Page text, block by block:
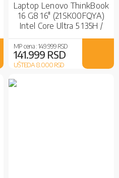
Laptop Lenovo ThinkBook
16 G8 16" (21SK00FQYA)
Intel Core Ultra 5 135H /
32GB / 512GB SSD / Intel
Arc Graphics / Gray
MP cena :149.999 RSD
141.999 RSD
UŠTEDA 8.000RSD